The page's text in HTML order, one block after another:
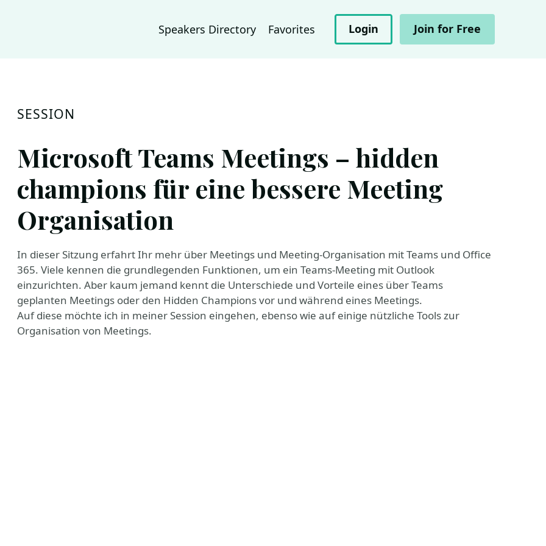
Speakers Directory Favorites Login Join for Free
SESSION
Microsoft Teams Meetings – hidden
champions für eine bessere Meeting
Organisation
In dieser Sitzung erfahrt Ihr mehr über Meetings und Meeting-Organisation mit Teams und Office
365. Viele kennen die grundlegenden Funktionen, um ein Teams-Meeting mit Outlook
einzurichten. Aber kaum jemand kennt die Unterschiede und Vorteile eines über Teams
geplanten Meetings oder den Hidden Champions vor und während eines Meetings.
Auf diese möchte ich in meiner Session eingehen, ebenso wie auf einige nützliche Tools zur
Organisation von Meetings.